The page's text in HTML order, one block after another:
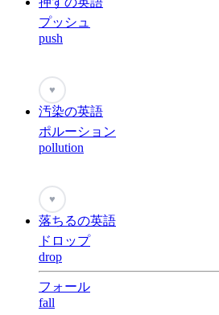
プッシュ
push
♥
汚染の英語
ポルーション
pollution
♥
落ちるの英語
ドロップ
drop
フォール
fall